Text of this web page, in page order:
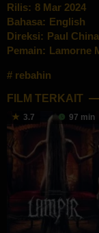
Rilis: 8 Mar 2024
Bahasa: English
Direksi: Paul China
Pemain: Lamorne
rebahin
FILM TERKAIT
3.7 97 min